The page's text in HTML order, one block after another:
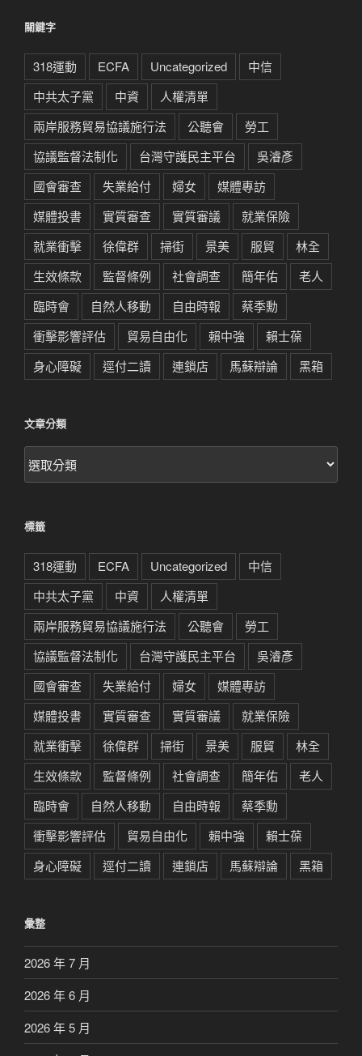
關鍵字
318運動 ECFA Uncategorized
中信
中共太子黨
中資
人權清單
兩岸服務貿易協議施行法
公聽會
勞工
協議監督法制化
台灣守護民主平台
吳濬彥
國會審查
失業給付 婦女
媒體專訪
媒體投書
實質審查 實質審議
就業保險
就業衝擊
徐偉群 掃街 景美 服貿
林全
生效條款
監督條例 社會調查 簡年佑
老人
臨時會
自然人移動 自由時報
蔡季勳
衝擊影響評估
貿易自由化 賴中強
賴士葆
身心障礙
逕付二讀 連鎖店 馬蘇辯論 黑箱
文章分類
文
章
標籤
318運動 ECFA Uncategorized
中信
中共太子黨
中資
人權清單
兩岸服務貿易協議施行法
公聽會
勞工
協議監督法制化
台灣守護民主平台
吳濬彥
國會審查
失業給付 婦女
媒體專訪
媒體投書
實質審查 實質審議
就業保險
就業衝擊
徐偉群 掃街 景美 服貿
林全
生效條款
監督條例 社會調查 簡年佑
老人
臨時會
自然人移動 自由時報
蔡季勳
衝擊影響評估
貿易自由化 賴中強
賴士葆
身心障礙
逕付二讀 連鎖店 馬蘇辯論 黑箱
彙整
2026 年 7 月
2026 年 6 月
2026 年 5 月